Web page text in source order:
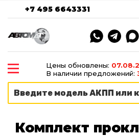
+7 495 6643331
Цены обновлены:
В наличии предложений:
Комплект